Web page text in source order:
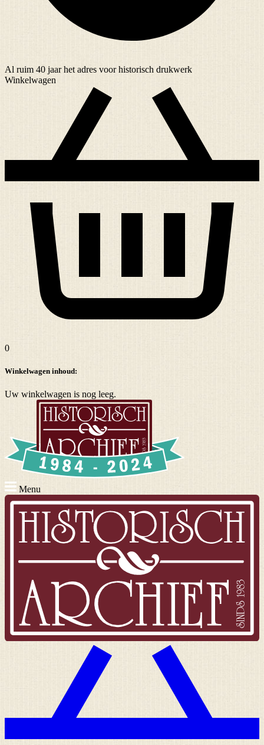
Al ruim 40 jaarhet adres voor historisch drukwerk
Winkelwagen
0
Winkelwagen inhoud:
Uw winkelwagen is nog leeg.
Menu